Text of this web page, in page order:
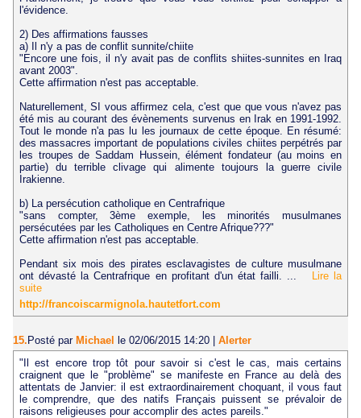
l'évidence.
2) Des affirmations fausses
a) Il n'y a pas de conflit sunnite/chiite
"Encore une fois, il n'y avait pas de conflits shiites-sunnites en Iraq
avant 2003".
Cette affirmation n'est pas acceptable.
Naturellement, SI vous affirmez cela, c'est que que vous n'avez pas
été mis au courant des évènements survenus en Irak en 1991-1992.
Tout le monde n'a pas lu les journaux de cette époque. En résumé:
des massacres important de populations civiles chiites perpétrés par
les troupes de Saddam Hussein, élément fondateur (au moins en
partie) du terrible clivage qui alimente toujours la guerre civile
Irakienne.
b) La persécution catholique en Centrafrique
"sans compter, 3ème exemple, les minorités musulmanes
persécutées par les Catholiques en Centre Afrique???"
Cette affirmation n'est pas acceptable.
Pendant six mois des pirates esclavagistes de culture musulmane
ont dévasté la Centrafrique en profitant d'un état failli. ...
Lire la
suite
http://francoiscarmignola.hautetfort.com
15. Posté par Michael le 02/06/2015 14:20
Alerter
"Il est encore trop tôt pour savoir si c'est le cas, mais certains
craignent que le "problème" se manifeste en France au delà des
attentats de Janvier: il est extraordinairement choquant, il vous faut
le comprendre, que des natifs Français puissent se prévaloir de
raisons religieuses pour accomplir des actes pareils."